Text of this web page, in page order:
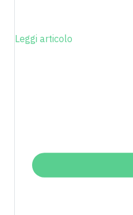
Leggi articolo